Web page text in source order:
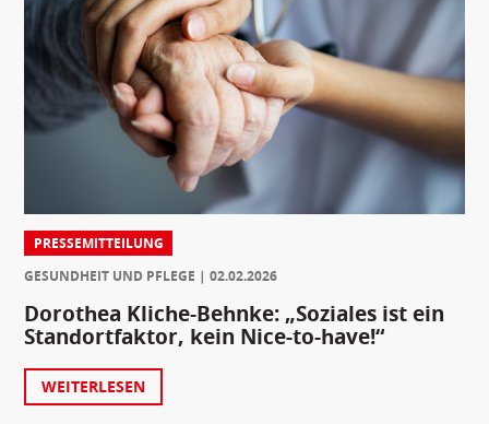
PRESSEMITTEILUNG
GESUNDHEIT UND PFLEGE
02.02.2026
Dorothea Kliche-Behnke: „Soziales ist ein
Standortfaktor, kein Nice-to-have!“
WEITERLESEN